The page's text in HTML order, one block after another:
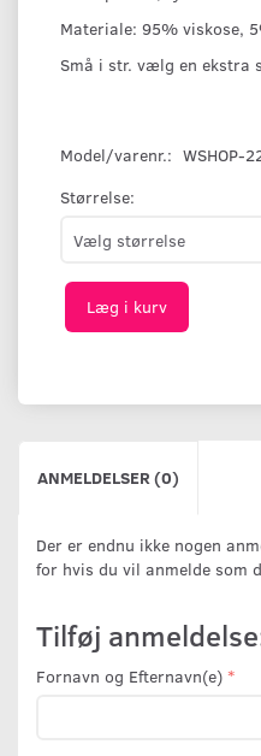
Materiale: 95% viskose,
Små i str. vælg en ekstra
Model/varenr.: WSHOP-
Størrelse:
Læg i kurv
ANMELDELSER (0)
Der er endnu ikke nogen
for hvis du vil anmelde som
Tilføj
Fornavn og Efternavn(e)